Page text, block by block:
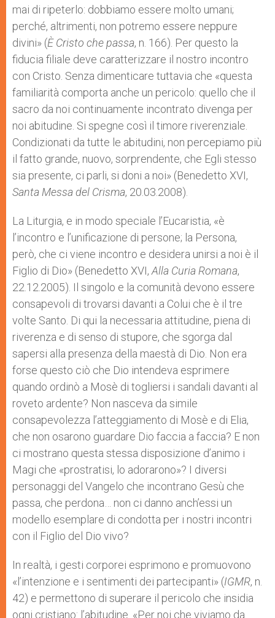
mai di ripeterlo: dobbiamo essere molto umani;
perché, altrimenti, non potremo essere neppure
divini» (È Cristo che passa, n. 166). Per questo la
fiducia filiale deve caratterizzare il nostro incontro
con Cristo. Senza dimenticare tuttavia che «questa
familiarità comporta anche un pericolo: quello che il
sacro da noi continuamente incontrato divenga per
noi abitudine. Si spegne così il timore riverenziale.
Condizionati da tutte le abitudini, non percepiamo più
il fatto grande, nuovo, sorprendente, che Egli stesso
sia presente, ci parli, si doni a noi» (Benedetto XVI,
Santa Messa del Crisma, 20.03.2008).
La Liturgia, e in modo speciale l’Eucaristia, «è
l’incontro e l’unificazione di persone; la Persona,
però, che ci viene incontro e desidera unirsi a noi è il
Figlio di Dio» (Benedetto XVI, Alla Curia Romana,
22.12.2005). Il singolo e la comunità devono essere
consapevoli di trovarsi davanti a Colui che è il tre
volte Santo. Di qui la necessaria attitudine, piena di
riverenza e di senso di stupore, che sgorga dal
sapersi alla presenza della maestà di Dio. Non era
forse questo ciò che Dio intendeva esprimere
quando ordinò a Mosè di togliersi i sandali davanti al
roveto ardente? Non nasceva da simile
consapevolezza l’atteggiamento di Mosè e di Elia,
che non osarono guardare Dio faccia a faccia? E non
ci mostrano questa stessa disposizione d’animo i
Magi che «prostratisi, lo adorarono»? I diversi
personaggi del Vangelo che incontrano Gesù che
passa, che perdona… non ci danno anch’essi un
modello esemplare di condotta per i nostri incontri
con il Figlio del Dio vivo?
In realtà, i gesti corporei esprimono e promuovono
«l’intenzione e i sentimenti dei partecipanti» (IGMR, n.
42) e permettono di superare il pericolo che insidia
ogni cristiano: l’abitudine. «Per noi che viviamo da